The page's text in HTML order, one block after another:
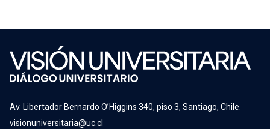
Av. Libertador Bernardo O’Higgins 340, piso 3, Santiago, Chile.
visionuniversitaria@uc.cl